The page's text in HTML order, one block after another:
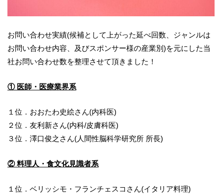
お問い合わせ実績(候補として上がった延べ回数、ジャンルは
お問い合わせ内容、及びスポンサー様の産業別 )を元にした当
社お問い合わせ数を整理させて頂きました！
① 医師・医療業界系
１位．おおたわ史絵さん(内科医)
２位．友利新さん(内科/皮膚科医)
３位．澤口俊之さん(人間性脳科学研究所 所長)
② 料理人・食文化見識者系
１位．ベリッシモ・フランチェスコさん(イタリア料理)